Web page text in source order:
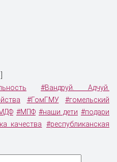
#Вандруй. Адчуй.
#ГомГМУ
#гомельский
#МПФ #наши дети #подари
качества
#республиканская